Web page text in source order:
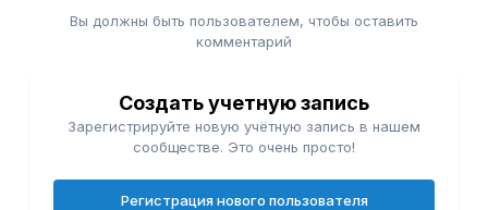
Вы должны быть пользователем, чтобы оставить
комментарий
Создать учетную запись
Зарегистрируйте новую учётную запись в нашем
сообществе. Это очень просто!
Регистрация нового пользователя